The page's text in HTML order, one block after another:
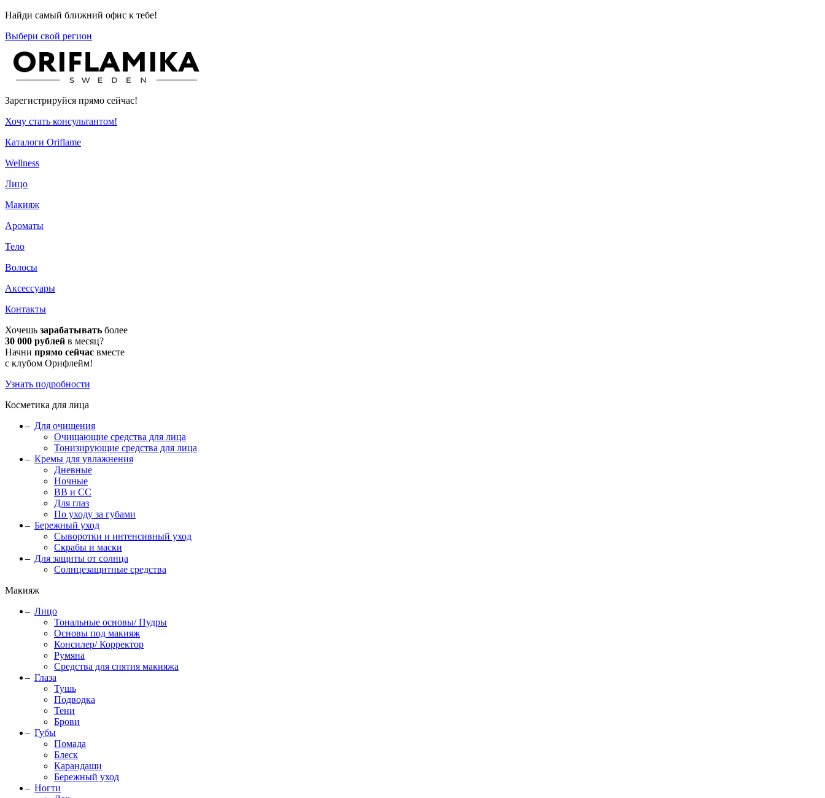
Найди самый ближний офис к тебе!
Выбери свой регион
Зарегистрируйся прямо сейчас!
Хочу стать консультантом!
Каталоги Oriflame
Wellness
Лицо
Макияж
Ароматы
Тело
Волосы
Аксессуары
Контакты
Хочешь зарабатывать более
30 000 рублей в месяц?
Начни прямо сейчас вместе
с клубом Орифлейм!
Узнать подробности
Косметика для лица
Для очищения
Очищающие средства для лица
Тонизирующие средства для лица
Кремы для увлажнения
Дневные
Ночные
BB и CC
Для глаз
По уходу за губами
Бережный уход
Сыворотки и интенсивный уход
Скрабы и маски
Для защиты от солнца
Солнцезащитные средства
Макияж
Лицо
Тональные основы/ Пудры
Основы под макияж
Консилер/ Корректор
Румяна
Средства для снятия макияжа
Глаза
Тушь
Подводка
Тени
Брови
Губы
Помада
Блеск
Карандаши
Бережный уход
Ногти